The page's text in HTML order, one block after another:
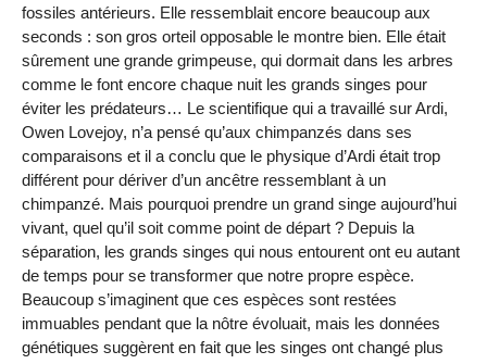
fossiles antérieurs. Elle ressemblait encore beaucoup aux
seconds : son gros orteil opposable le montre bien. Elle était
sûrement une grande grimpeuse, qui dormait dans les arbres
comme le font encore chaque nuit les grands singes pour
éviter les prédateurs… Le scientifique qui a travaillé sur Ardi,
Owen Lovejoy, n’a pensé qu’aux chimpanzés dans ses
comparaisons et il a conclu que le physique d’Ardi était trop
différent pour dériver d’un ancêtre ressemblant à un
chimpanzé. Mais pourquoi prendre un grand singe aujourd’hui
vivant, quel qu’il soit comme point de départ ? Depuis la
séparation, les grands singes qui nous entourent ont eu autant
de temps pour se transformer que notre propre espèce.
Beaucoup s’imaginent que ces espèces sont restées
immuables pendant que la nôtre évoluait, mais les données
génétiques suggèrent en fait que les singes ont changé plus